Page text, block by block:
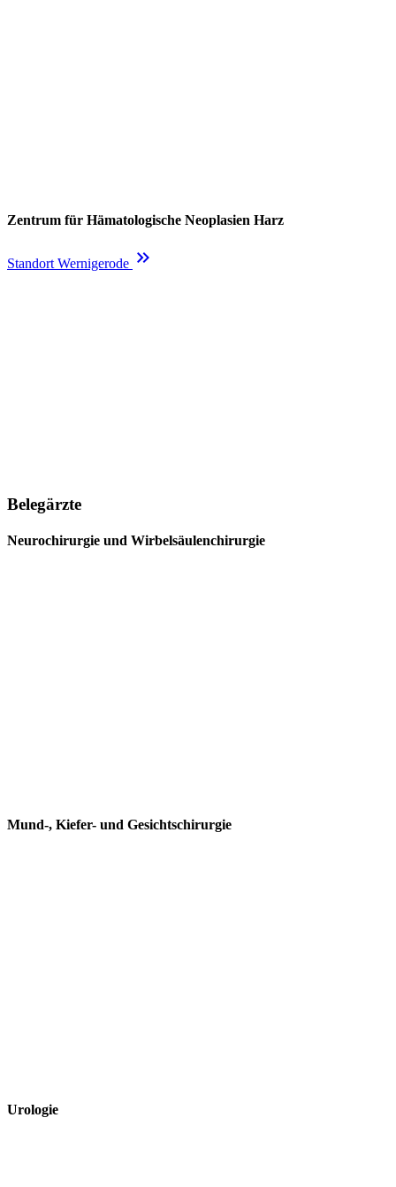
Zentrum für Hämatologische Neoplasien Harz
Standort Wernigerode keyboard_double_arrow_right
Belegärzte
Neurochirurgie und Wirbelsäulenchirurgie
Mund-, Kiefer- und Gesichtschirurgie
Urologie